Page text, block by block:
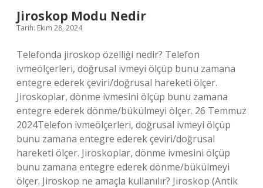
Jiroskop Modu Nedir
Tarih: Ekim 28, 2024
Telefonda jiroskop özelliği nedir? Telefon
ivmeölçerleri, doğrusal ivmeyi ölçüp bunu zamana
entegre ederek çeviri/doğrusal hareketi ölçer.
Jiroskoplar, dönme ivmesini ölçüp bunu zamana
entegre ederek dönme/bükülmeyi ölçer. 26 Temmuz
2024Telefon ivmeölçerleri, doğrusal ivmeyi ölçüp
bunu zamana entegre ederek çeviri/doğrusal
hareketi ölçer. Jiroskoplar, dönme ivmesini ölçüp
bunu zamana entegre ederek dönme/bükülmeyi
ölçer. Jiroskop ne amaçla kullanılır? Jiroskop (Antik